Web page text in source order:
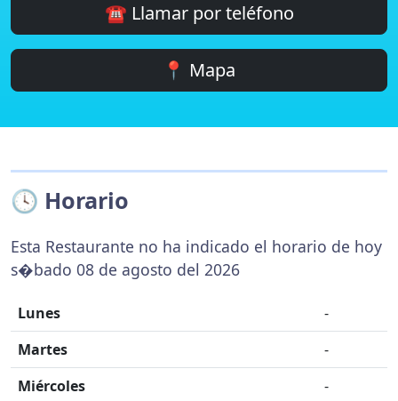
☎️ Llamar por teléfono
📍 Mapa
🕓 Horario
Esta Restaurante no ha indicado el horario de hoy
s�bado 08 de agosto del 2026
Lunes
-
Martes
-
Miércoles
-